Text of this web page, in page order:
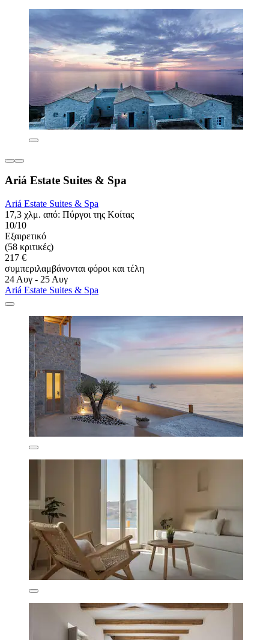
Ariá Estate Suites & Spa
Ariá Estate Suites & Spa
17,3 χλμ. από: Πύργοι της Κοίτας
10/10
Εξαιρετικό
(58 κριτικές)
217 €
συμπεριλαμβάνονται φόροι και τέλη
24 Αυγ - 25 Αυγ
Ariá Estate Suites & Spa